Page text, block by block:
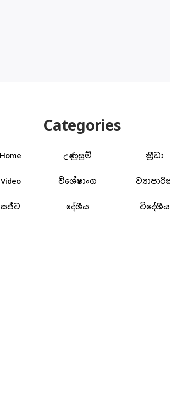
Categories
Home උණුසුම් ක්‍රීඩා
Video විශේෂාංග
සජීව දේශීය විදේශීය